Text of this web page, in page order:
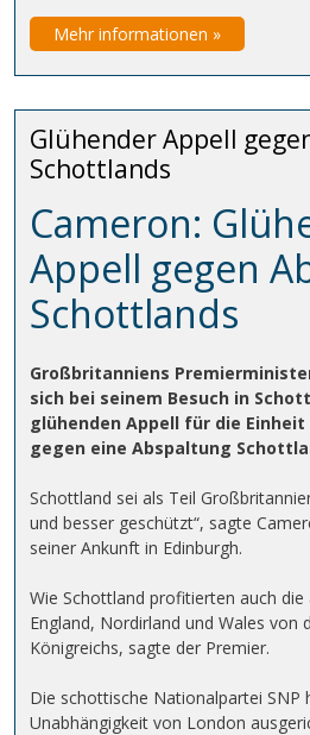
Mehr informationen »
Glühender Appell
Schottlands
Cameron:
Appell gegen
Schottlands
Großbritanniens
sich bei seinem Besuch in
glühenden Appell für die
gegen eine Abspaltung
Schottland sei als Teil
und besser geschützt“, sagte
seiner Ankunft in Edinburgh.
Wie Schottland profitierten auch die
England, Nordirland und Wales von
Königreichs, sagte der Premier.
Die schottische Nationalpartei
Unabhängigkeit von London